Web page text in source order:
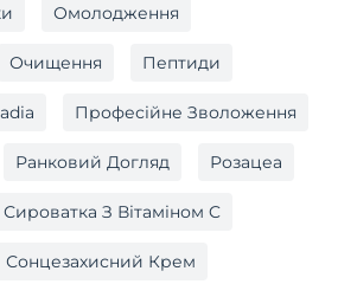
Омолодження
Очищення Пептиди
Професійне Зволоження
Ранковий Догляд Розацеа
Сироватка З Вітаміном C
Сонцезахисний Крем